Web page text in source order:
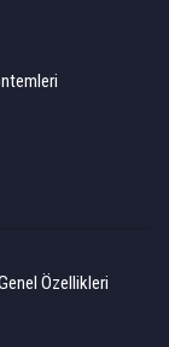
Özellikleri